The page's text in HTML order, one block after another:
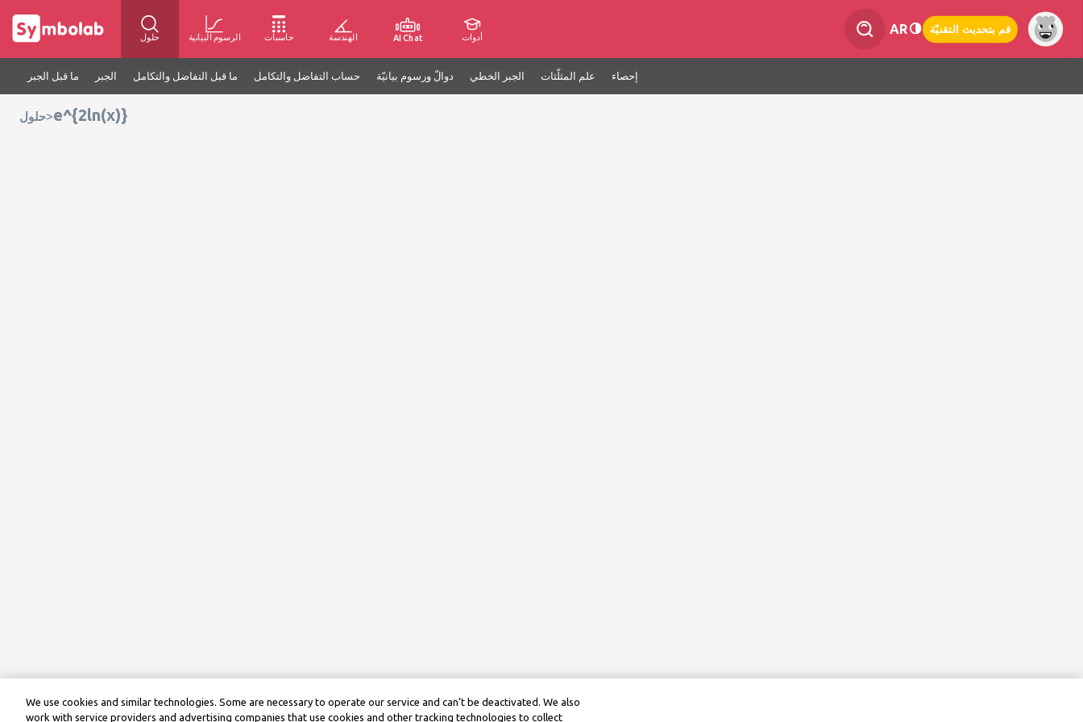
حلول الرسوم البيانية حاسبات الهندسة AI Chat أدوات
AR قم بتحديث التقنيّة
ما قبل الجبر الجبر ما قبل التفاضل والتكامل حساب التفاضل والتكامل دوالّ ورسوم بيانيّة الجبر الخطي علم المثلّثات إحصاء
حلول>e^{2ln(x)}
We use cookies and similar technologies. Some are necessary to operate our service and can’t be deactivated. We also
work with service providers and advertising companies that use cookies and other tracking technologies to collect